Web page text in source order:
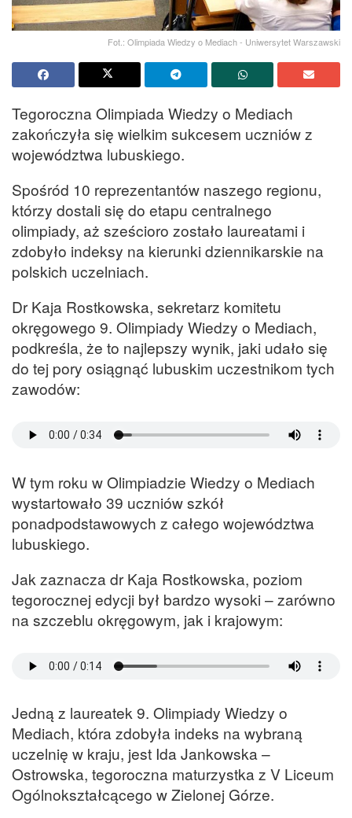
Fot.: Olimpiada Wiedzy o Mediach - Uniwersytet Warszawski
Tegoroczna Olimpiada Wiedzy o Mediach
zakończyła się wielkim sukcesem uczniów z
województwa lubuskiego.
Spośród 10 reprezentantów naszego regionu,
którzy dostali się do etapu centralnego
olimpiady, aż sześcioro zostało laureatami i
zdobyło indeksy na kierunki dziennikarskie na
polskich uczelniach.
Dr Kaja Rostkowska, sekretarz komitetu
okręgowego 9. Olimpiady Wiedzy o Mediach,
podkreśla, że to najlepszy wynik, jaki udało się
do tej pory osiągnąć lubuskim uczestnikom tych
zawodów:
W tym roku w Olimpiadzie Wiedzy o Mediach
wystartowało 39 uczniów szkół
ponadpodstawowych z całego województwa
lubuskiego.
Jak zaznacza dr Kaja Rostkowska, poziom
tegorocznej edycji był bardzo wysoki – zarówno
na szczeblu okręgowym, jak i krajowym:
Jedną z laureatek 9. Olimpiady Wiedzy o
Mediach, która zdobyła indeks na wybraną
uczelnię w kraju, jest Ida Jankowska –
Ostrowska, tegoroczna maturzystka z V Liceum
Ogólnokształcącego w Zielonej Górze.